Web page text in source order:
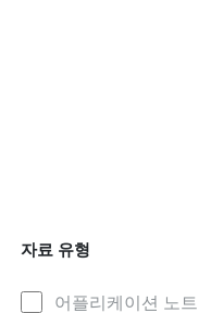
자료 유형
어플리케이션 노트